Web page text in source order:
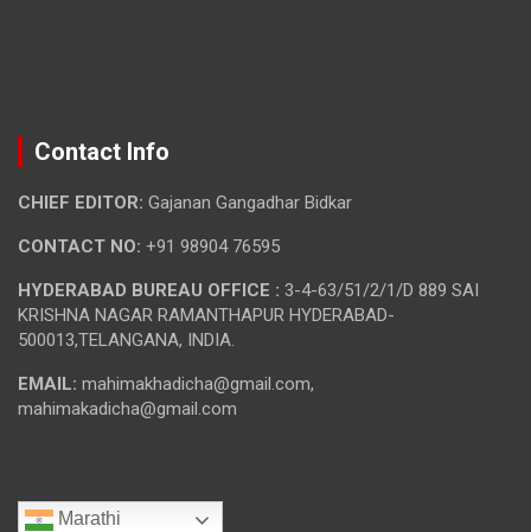
Contact Info
CHIEF EDITOR: Gajanan Gangadhar Bidkar
CONTACT NO: +91 98904 76595
HYDERABAD BUREAU OFFICE : 3-4-63/51/2/1/D 889 SAI
KRISHNA NAGAR RAMANTHAPUR HYDERABAD-
500013,TELANGANA, INDIA.
EMAIL: mahimakhadicha@gmail.com,
mahimakadicha@gmail.com
Marathi